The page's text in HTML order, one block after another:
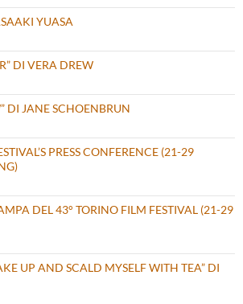
YUASA
DI VERA DREW
DI JANE SCHOENBRUN
PRESS CONFERENCE (21-29
DEL 43° TORINO FILM FESTIVAL (21-29
UP AND SCALD MYSELF WITH TEA” DI